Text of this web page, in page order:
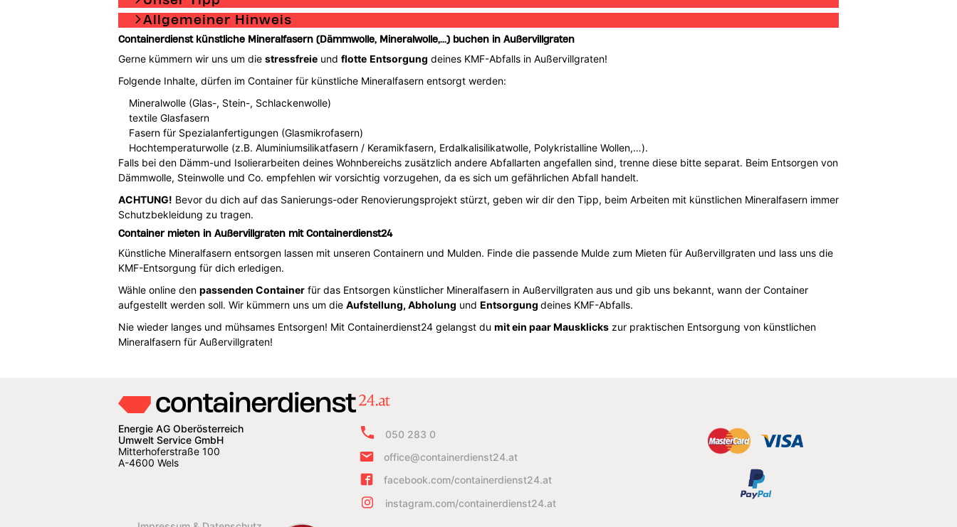
Allgemeiner Hinweis
Containerdienst künstliche Mineralfasern (Dämmwolle, Mineralwolle,...) buchen in Außervillgraten
Gerne kümmern wir uns um die stressfreieund flotte Entsorgung deines KMF-Abfalls in Außervillgraten!
Folgende Inhalte, dürfen im Container für künstliche Mineralfasern entsorgt werden:
Mineralwolle (Glas-, Stein-, Schlackenwolle)
textile Glasfasern
Fasern für Spezialanfertigungen (Glasmikrofasern)
Hochtemperaturwolle (z.B. Aluminiumsilikatfasern / Keramikfasern, Erdalkalisilikatwolle, Polykristalline Wollen,…).
Falls bei den Dämm-und Isolierarbeiten deines Wohnbereichs zusätzlich andere Abfallarten angefallen sind, trenne diese bitte separat. Beim Entsorgen von
Dämmwolle, Steinwolle und Co. empfehlen wir vorsichtig vorzugehen, da es sich um gefährlichen Abfall handelt.
ACHTUNG! Bevor du dich auf das Sanierungs-oder Renovierungsprojekt stürzt, geben wir dir den Tipp, beim Arbeiten mit künstlichen Mineralfasern immer
Schutzbekleidung zu tragen.
Container mieten in Außervillgraten mit Containerdienst24
Künstliche Mineralfasern entsorgen lassen mit unseren Containern und Mulden. Finde die passende Mulde zum Mieten für Außervillgraten und lass uns die
KMF-Entsorgung für dich erledigen.
Wähle online den passenden Containerfür das Entsorgen künstlicher Mineralfasern in Außervillgraten aus und gib uns bekannt, wann der Container
aufgestellt werden soll. Wir kümmern uns um die Aufstellung, Abholung und Entsorgung deines KMF-Abfalls.
Nie wieder langes und mühsames Entsorgen! Mit Containerdienst24 gelangst du mit ein paar Mausklickszur praktischen Entsorgung von künstlichen
Mineralfasern für Außervillgraten!
Energie AG Oberösterreich
Umwelt Service GmbH
Mitterhoferstraße 100
A-4600 Wels
050 283 0
office@containerdienst24.at
facebook.com/containerdienst24.at
instagram.com/containerdienst24.at